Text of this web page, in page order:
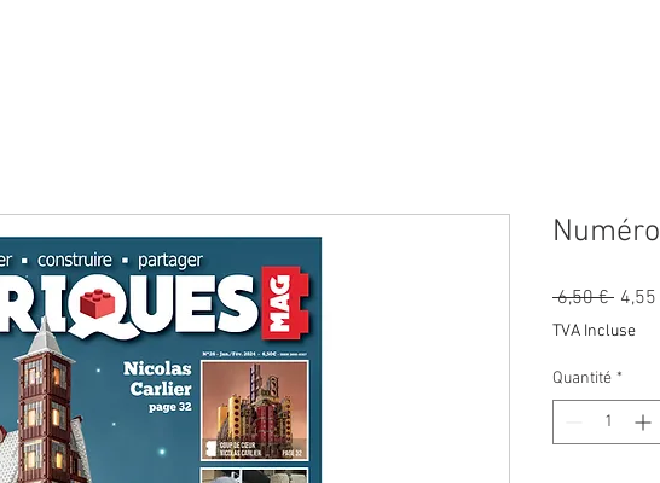
6,50 € Prix
TVA Incluse
Quantité *